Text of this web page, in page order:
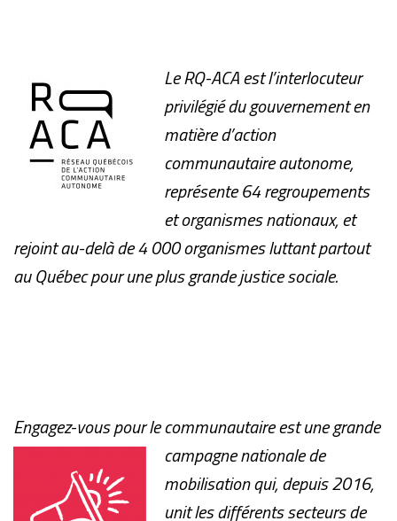
Le RQ-ACA est l’interlocuteur
privilégié du gouvernement en
matière d’action
communautaire autonome,
représente 64 regroupements
et organismes nationaux, et
rejoint au-delà de 4 000 organismes luttant partout
au Québec pour une plus grande justice sociale.
Engagez-vous pour le communautaire est une grande
campagne nationale de
mobilisation qui, depuis 2016,
unit les différents secteurs de